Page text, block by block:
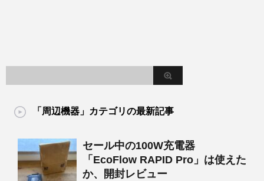
「周辺機器」カテゴリの最新記事
セール中の100W充電器
「EcoFlow RAPID Pro」は使えた
か、開封レビュー